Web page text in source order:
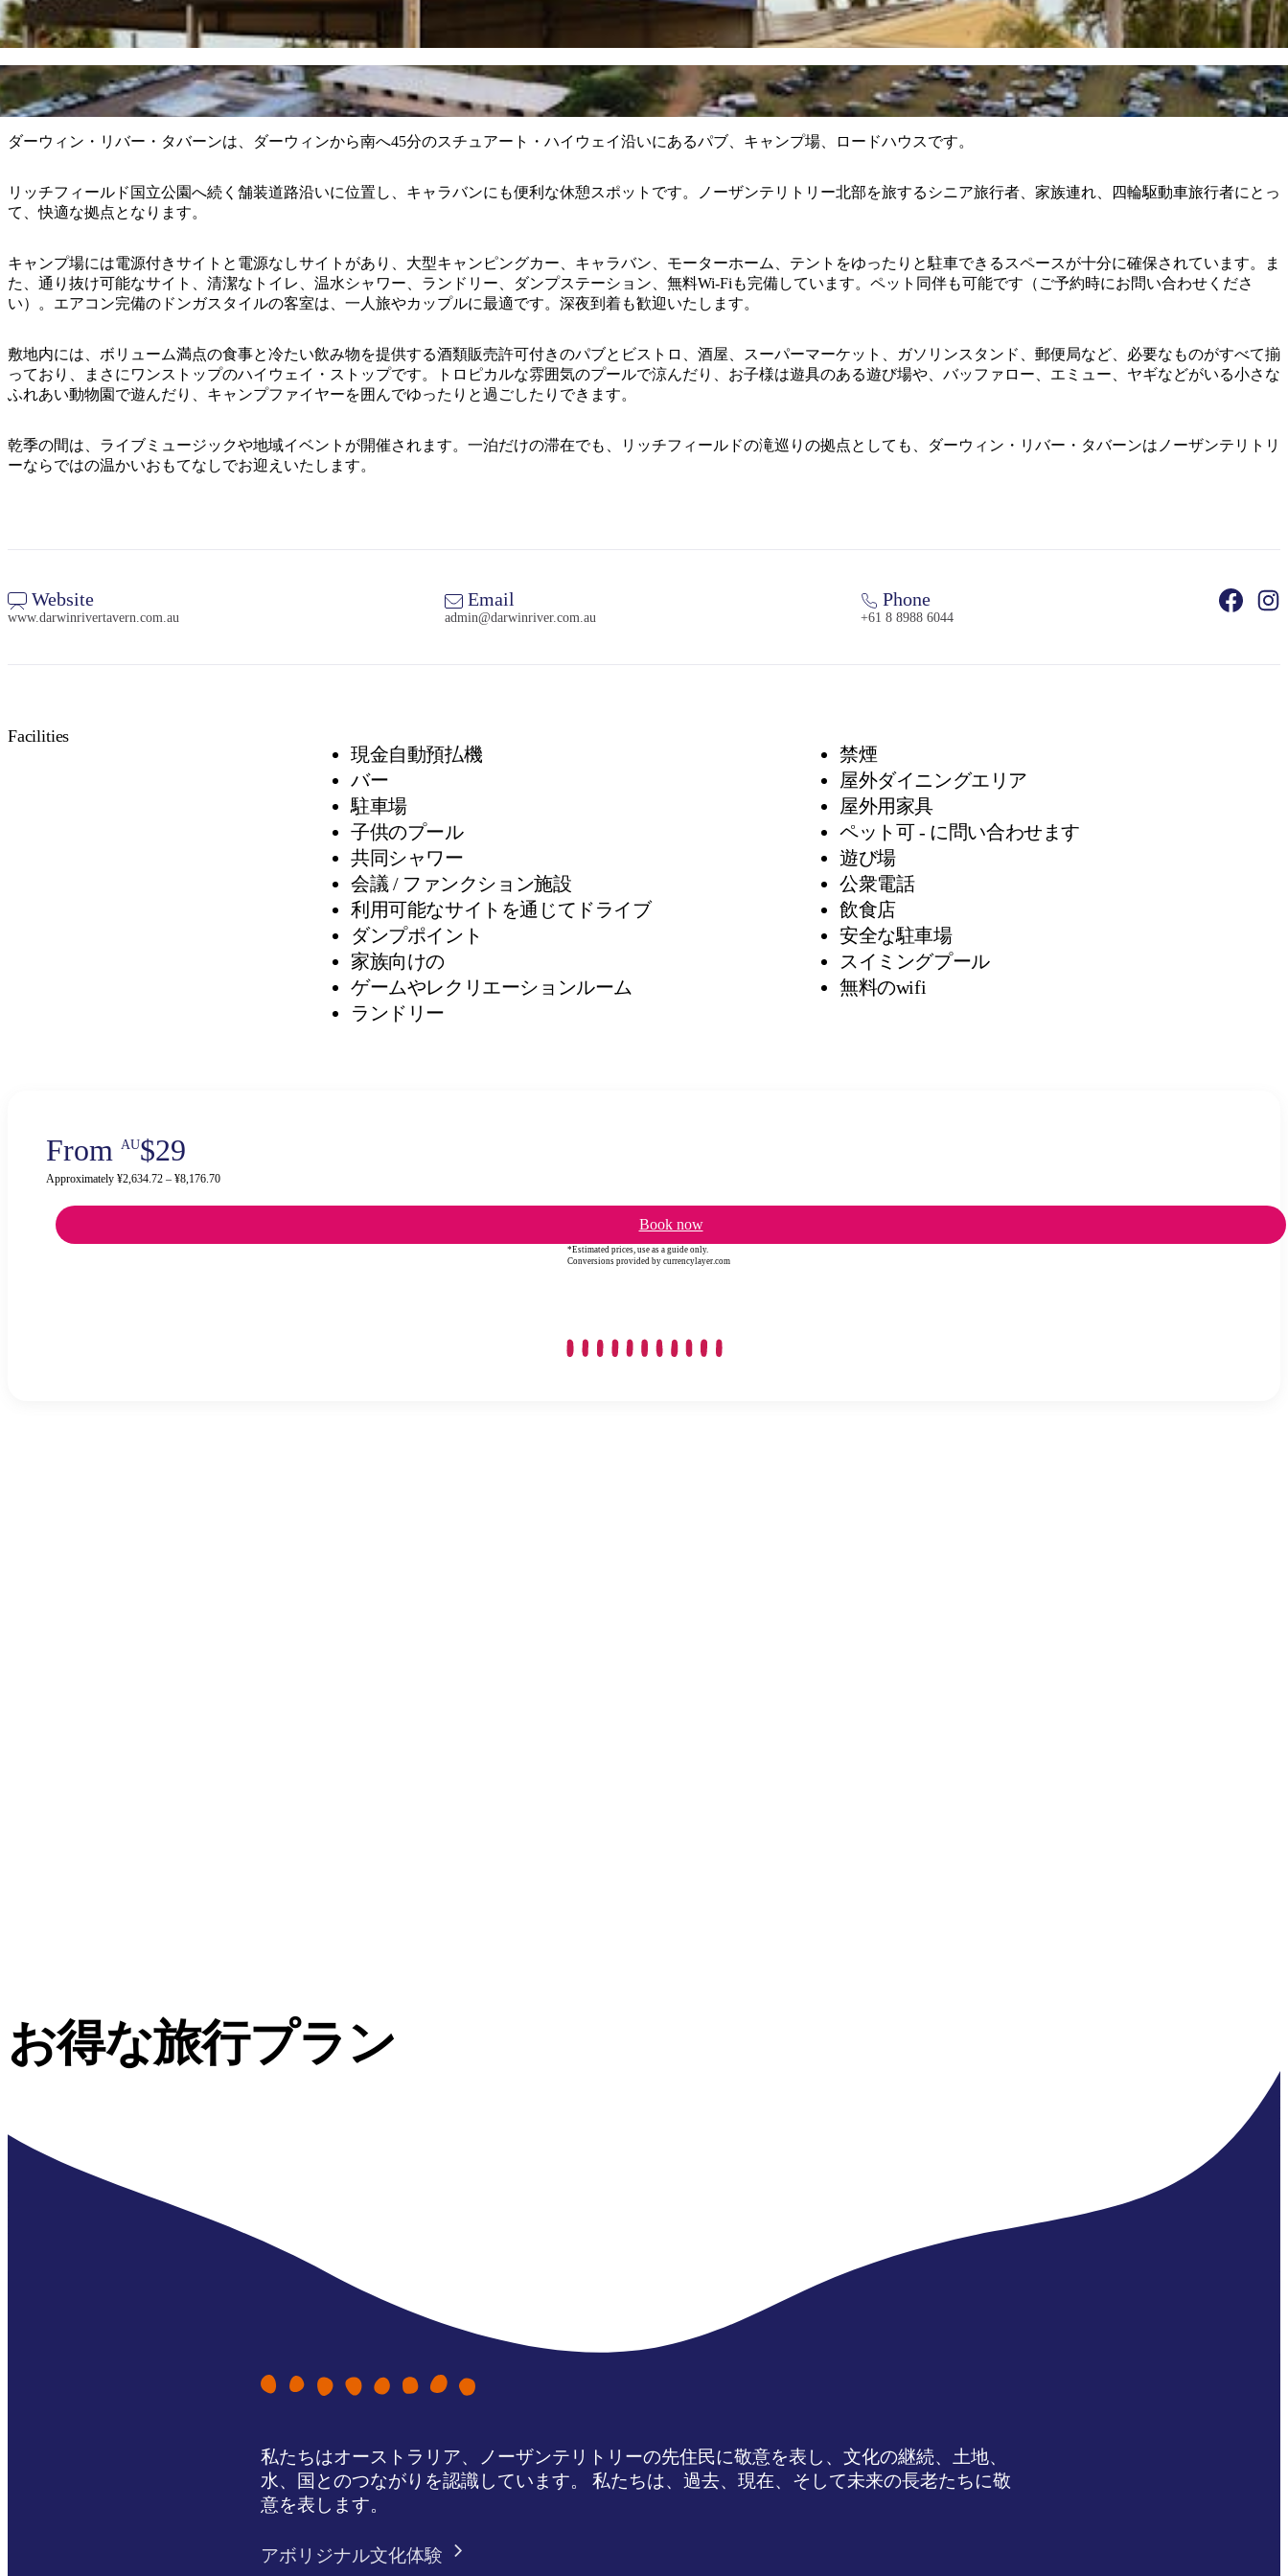
ダーウィン・リバー・タバーンは、ダーウィンから南へ45分のスチュアート・ハイウェイ沿いにあるパブ、キャンプ場、ロードハウスです。
リッチフィールド国立公園へ続く舗装道路沿いに位置し、キャラバンにも便利な休憩スポットです。ノーザンテリトリー北部を旅するシニア旅行者、家族連れ、四輪駆動車旅行者にとっ
て、快適な拠点となります。
キャンプ場には電源付きサイトと電源なしサイトがあり、大型キャンピングカー、キャラバン、モーターホーム、テントをゆったりと駐車できるスペースが十分に確保されています。ま
た、通り抜け可能なサイト、清潔なトイレ、温水シャワー、ランドリー、ダンプステーション、無料Wi-Fiも完備しています。ペット同伴も可能です（ご予約時にお問い合わせくださ
い）。エアコン完備のドンガスタイルの客室は、一人旅やカップルに最適です。深夜到着も歓迎いたします。
敷地内には、ボリューム満点の食事と冷たい飲み物を提供する酒類販売許可付きのパブとビストロ、酒屋、スーパーマーケット、ガソリンスタンド、郵便局など、必要なものがすべて揃
っており、まさにワンストップのハイウェイ・ストップです。トロピカルな雰囲気のプールで涼んだり、お子様は遊具のある遊び場や、バッファロー、エミュー、ヤギなどがいる小さな
ふれあい動物園で遊んだり、キャンプファイヤーを囲んでゆったりと過ごしたりできます。
乾季の間は、ライブミュージックや地域イベントが開催されます。一泊だけの滞在でも、リッチフィールドの滝巡りの拠点としても、ダーウィン・リバー・タバーンはノーザンテリトリ
ーならではの温かいおもてなしでお迎えいたします。
Website
www.darwinrivertavern.com.au
Email
admin@darwinriver.com.au
Phone
+61 8 8988 6044
Facilities
現金自動預払機
バー
駐車場
子供のプール
共同シャワー
会議 / ファンクション施設
利用可能なサイトを通じてドライブ
ダンプポイント
家族向けの
ゲームやレクリエーションルーム
ランドリー
禁煙
屋外ダイニングエリア
屋外用家具
ペット可 - に問い合わせます
遊び場
公衆電話
飲食店
安全な駐車場
スイミングプール
無料のwifi
From AU$29
Approximately ¥2,634.72 – ¥8,176.70
Book now
*Estimated prices, use as a guide only.
Conversions provided by currencylayer.com
お得な旅行プラン
私たちはオーストラリア、ノーザンテリトリーの先住民に敬意を表し、文化の継続、土地、
水、国とのつながりを認識しています。 私たちは、過去、現在、そして未来の長老たちに敬
意を表します。
アボリジナル文化体験